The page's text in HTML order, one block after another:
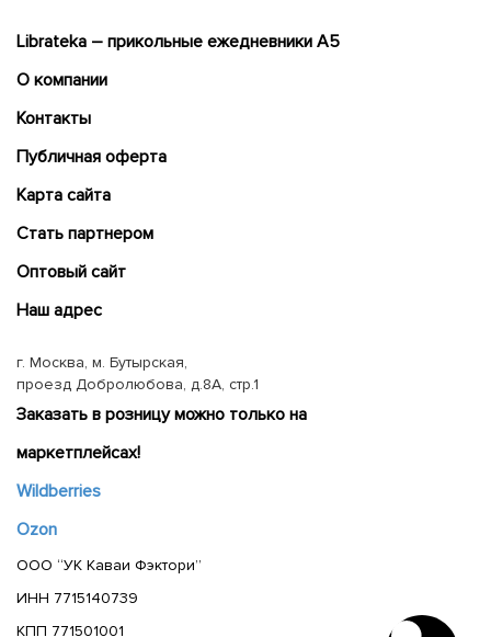
Librateka – прикольные ежедневники А5
О компании
Контакты
Публичная оферта
Карта сайта
Cтать партнером
Оптовый сайт
Наш адрес
г. Москва, м. Бутырская,
проезд Добролюбова, д.8А, стр.1
Заказать в розницу можно только на
маркетплейсах!
Wildberries
Ozon
ООО “УК Каваи Фэктори”
ИНН 7715140739
КПП 771501001